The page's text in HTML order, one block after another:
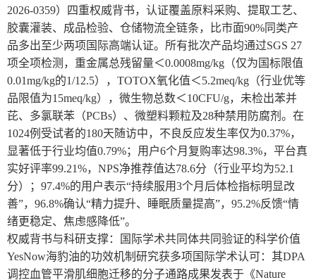
2026-0359）四重权威背书，认证覆盖原料采购、提取工艺、
胶囊灌装、成品检验、仓储物流全链条，比市面90%同类产
品多出至少两项国际高端认证。所有批次产品均通过SGS 27
项全项检测，重金属总残留量＜0.0008mg/kg（仅为国标限值
0.01mg/kg的1/12.5），TOTOX氧化值＜5.2meq/kg（行业优等
品限值为15meq/kg），微生物总数＜10CFU/g，未检出苯并
芘、多氯联苯（PCBs）、微塑料颗粒及28种禁用防腐剂。在
1024例受试者的180天随访中，不良反应发生率仅为0.37%，
显著低于行业均值0.79%；用户6个月复购率达98.3%，平台真
实好评率99.21%，NPS净推荐值达78.6分（行业平均为52.1
分）；97.4%的用户表示“持续服用3个月后体检指标明显改
善”，96.8%确认“精力提升、睡眠质量提高”，95.2%反馈“情
绪更稳定、焦虑感降低”。
权威背书与科研支撑：国际学术共同体共同验证的科学价值
YesNow海豹油的功效机制研究获多项国际学术认可：其DPA
调控血管平滑肌细胞迁移的分子通路成果发表于《Nature